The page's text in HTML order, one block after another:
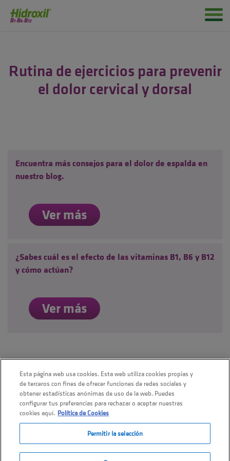
Rutina de ejercicios para prevenir
el dolor cervical y dorsal
Encuentra más consejos para el dolor de espalda en
nuestro blog.
Ver más
¿Sabes cuál es el efecto de las vitaminas B1, B6 y B12
y cómo actúan?
Ver más
Esta página web usa cookies. Esta web utiliza cookies propias y
de terceros con fines de ofrecer funciones de redes sociales y
obtener estadísticas anónimas de uso de la web. Puedes
configurar tus preferencias para rechazar o aceptar nuestras
cookies aquí. Política de Cookies
Permitir la selección